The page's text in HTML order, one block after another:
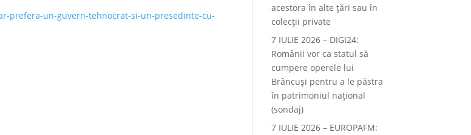
prefera-un-guvern-tehnocrat-si-un-presedinte-cu-
acestora în alte ţări sau în
colecţii private
7 IULIE 2026 – DIGI24:
Românii vor ca statul să
cumpere operele lui
Brâncuși pentru a le păstra
în patrimoniul național
(sondaj)
7 IULIE 2026 – EUROPAFM: